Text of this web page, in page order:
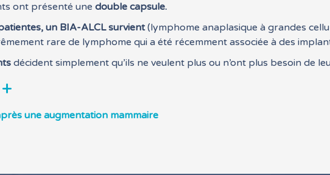
ont présenté unedouble capsule.
un BIA-ALCL survient(lymphome anaplasique à grandes
rare de lymphome qui a été récemment associée à des
décident simplement qu’ils ne veulent plus ou n’ont plus besoin de
une augmentation mammaire